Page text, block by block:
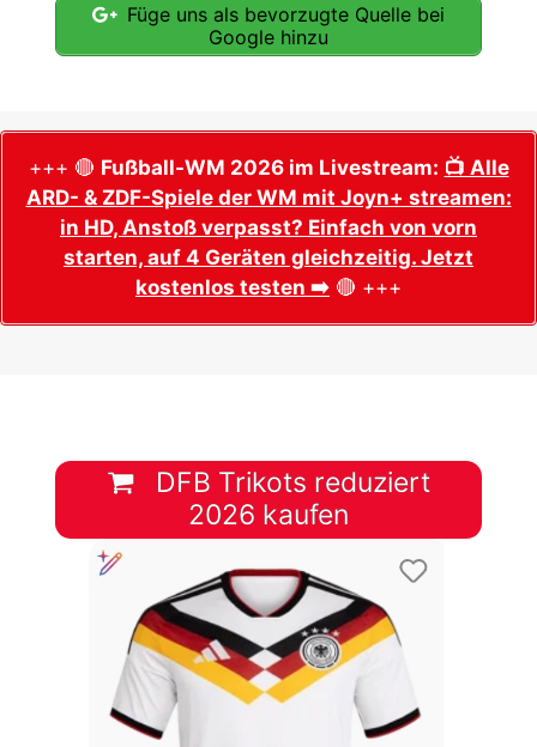
Füge uns als bevorzugte Quelle bei
Google hinzu
+++ 🔴 Fußball-WM 2026 im Livestream: 📺 Alle
ARD- & ZDF-Spiele der WM mit Joyn+ streamen:
in HD, Anstoß verpasst? Einfach von vorn
starten, auf 4 Geräten gleichzeitig. Jetzt
kostenlos testen ➡️ 🔴 +++
DFB Trikots reduziert
2026 kaufen